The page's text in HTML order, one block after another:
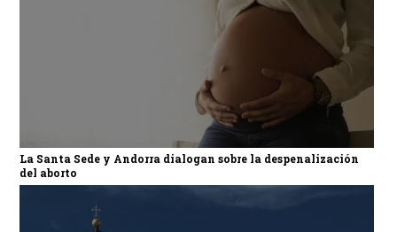
La Santa Sede y Andorra dialogan sobre la despenalización
del aborto